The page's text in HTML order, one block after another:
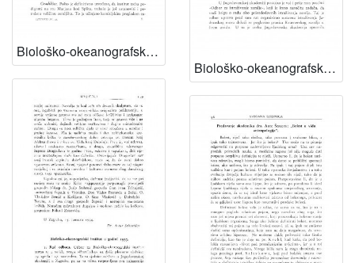
Biološko-okeanografski institut. Izvještaj Odbora ... o radu oko podizanja instituta i o radu stanice Biološko-okeanografskog instituta u godini 1931. i 1932 / V. Vouk
Biološko-okeanografski institut : pripravni rad za osnivanje Biološko-okeanografskog instituta / V. Vouk